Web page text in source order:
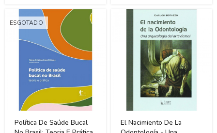
ESGOTADO
Política De Saúde Bucal
El Nacimiento De La